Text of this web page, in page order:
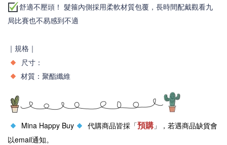
舒適不壓頭！ 髮箍內側採用柔軟材質包覆，長時間配戴觀看九
局比賽也不易感到不適
｜規格｜
尺寸：
材質：聚酯纖維
Mina Happy Buy 代購商品皆採「預購」，若遇商品缺貨會
以email通知。